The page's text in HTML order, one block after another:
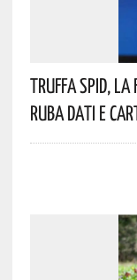
Truffa Spid, La
Ruba Dati E